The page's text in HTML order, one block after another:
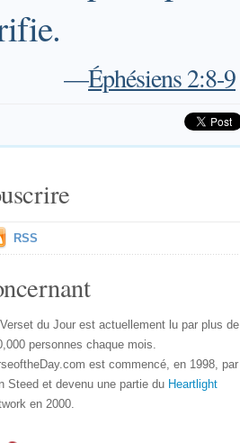
—Éphésiens 2:8-9
RSS
du Jour est actuellement lu par plus de
personnes chaque mois.
est commencé, en 1998, par
Steed et devenu une partie du Heartlight
en 2000.